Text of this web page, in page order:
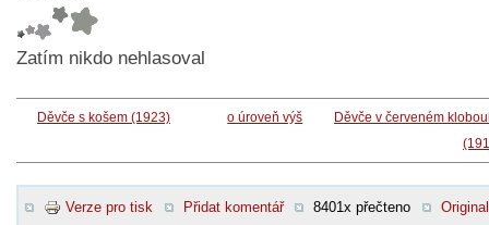
Zatím nikdo nehlasoval
Děvče s košem (1923) o úroveň výš
Děvče v červeném
Verze pro tisk Přidat komentář 8401x přečteno
Original